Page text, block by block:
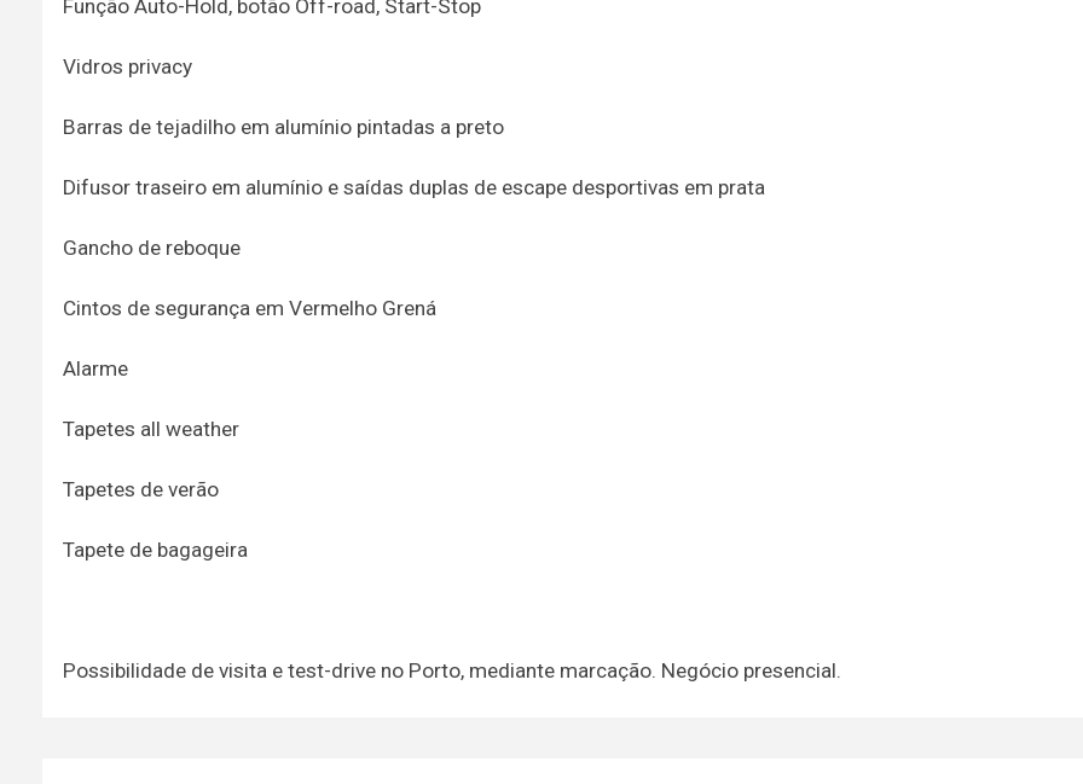
Função Auto-Hold, botão Off-road, Start-Stop
Vidros privacy
Barras de tejadilho em alumínio pintadas a preto
Difusor traseiro em alumínio e saídas duplas de escape desportivas em prata
Gancho de reboque
Cintos de segurança em Vermelho Grená
Alarme
Tapetes all weather
Tapetes de verão
Tapete de bagageira
Possibilidade de visita e test-drive no Porto, mediante marcação. Negócio presencial.